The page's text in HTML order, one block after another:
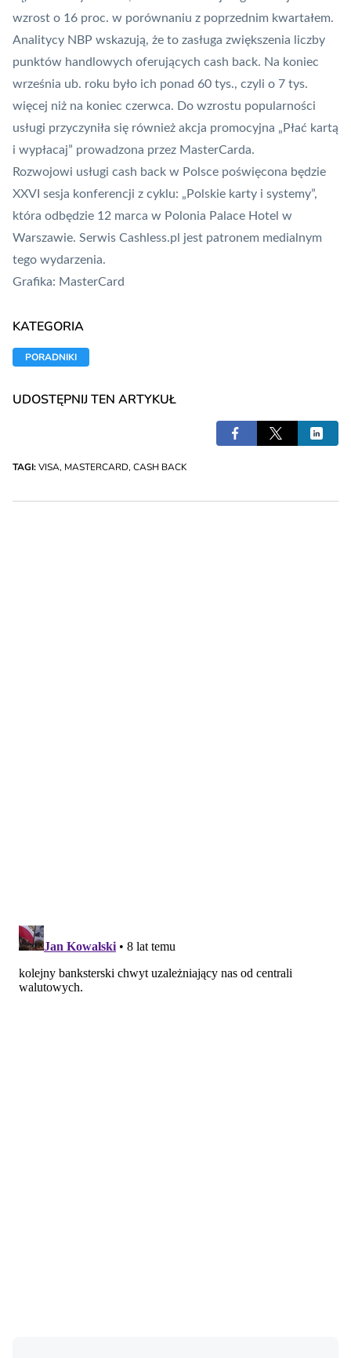
wzrost o 16 proc. w porównaniu z poprzednim kwartałem.
Analitycy NBP wskazują, że to zasługa zwiększenia liczby
punktów handlowych oferujących cash back. Na koniec
września ub. roku było ich ponad 60 tys., czyli o 7 tys.
więcej niż na koniec czerwca. Do wzrostu popularności
usługi przyczyniła się również akcja promocyjna „ Płać kartą
i wypłacaj” prowadzona przez MasterCarda.
Rozwojowi usługi cash back w Polsce poświęcona będzie
XXVI sesja konferencji z cyklu: „Polskie karty i systemy”,
która odbędzie 12 marca w Polonia Palace Hotel w
Warszawie. Serwis Cashless.pl jest patronem medialnym
tego wydarzenia.
Grafika: MasterCard
KATEGORIA
PORADNIKI
UDOSTĘPNIJ TEN ARTYKUŁ
TAGI:VISA, MASTERCARD, CASH BACK